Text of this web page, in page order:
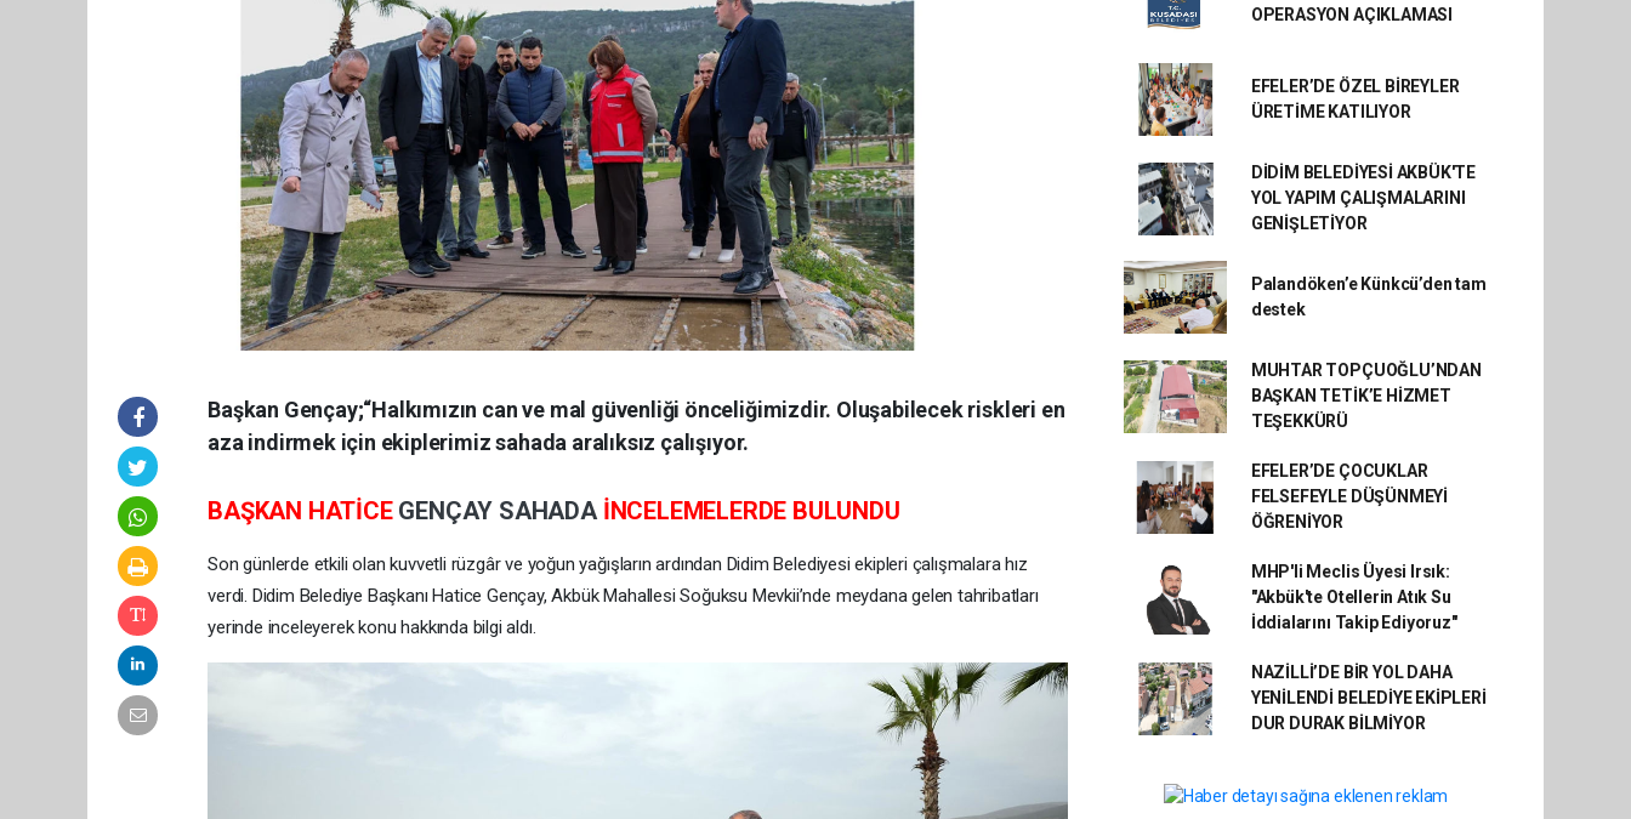
Başkan Gençay;“Halkımızın can ve mal güvenliği önceliğimizdir. Oluşabilecek riskleri en
aza indirmek için ekiplerimiz sahada aralıksız çalışıyor.
BAŞKAN HATİCE GENÇAY SAHADA İNCELEMELERDE BULUNDU
Son günlerde etkili olan kuvvetli rüzgâr ve yoğun yağışların ardından Didim Belediyesi ekipleri çalışmalara hız
verdi. Didim Belediye Başkanı Hatice Gençay, Akbük Mahallesi Soğuksu Mevkii’nde meydana gelen tahribatları
yerinde inceleyerek konu hakkında bilgi aldı.
OPERASYON AÇIKLAMASI
EFELER’DE ÖZEL BİREYLER
ÜRETİME KATILIYOR
DİDİM BELEDİYESİ AKBÜK'TE
YOL YAPIM ÇALIŞMALARINI
GENİŞLETİYOR
Palandöken’e Künkcü’den tam
destek
MUHTAR TOPÇUOĞLU’NDAN
BAŞKAN TETİK’E HİZMET
TEŞEKKÜRÜ
EFELER’DE ÇOCUKLAR
FELSEFEYLE DÜŞÜNMEYİ
ÖĞRENİYOR
MHP'li Meclis Üyesi Irsık:
"Akbük'te Otellerin Atık Su
İddialarını Takip Ediyoruz"
NAZİLLİ’DE BİR YOL DAHA
YENİLENDİ BELEDİYE EKİPLERİ
DUR DURAK BİLMİYOR